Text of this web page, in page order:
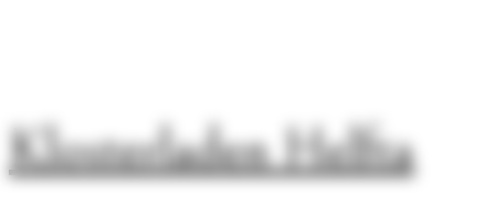
Klosterladen Helfta